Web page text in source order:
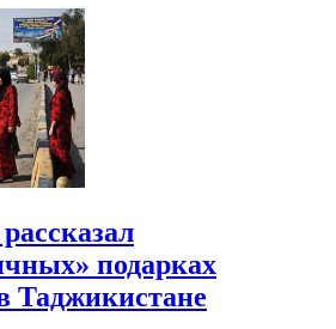
подарках
Таджикистане